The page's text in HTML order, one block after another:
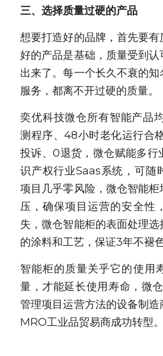
三、选择质量过硬的产品
想要打造好的品牌，首先要有
好的产品是基础，质量受到
出来了。每一个长久不衰的
服务，都离不开过硬的质量。
奕优科技微仓所有智能产品
测程序、48小时老化运行合
投诉、0退货，微仓赋能多行
识产权行业Saas系统，可随
项目几乎零风险，微仓智能
压，确保项目运营的安全性
失，微仓智能柜的表面处理
的涂料和工艺，保证3年不褪
智能柜的质量关乎它的使用
量，才能延长使用寿命，微
管理项目运营方法的设备制
MRO工业品贸易商成功转型。